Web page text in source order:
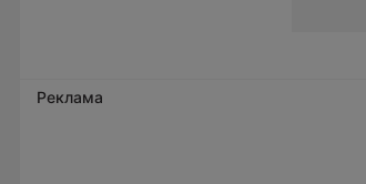
Реклама